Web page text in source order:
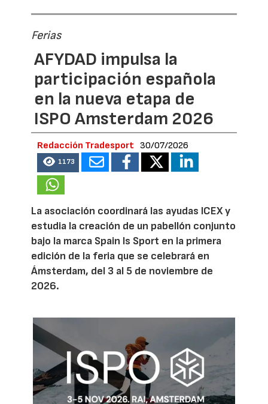
Ferias
AFYDAD impulsa la
participación española
en la nueva etapa de
ISPO Amsterdam 2026
Redacción Tradesport 30/07/2026
1173
La asociación coordinará las ayudas ICEX y
estudia la creación de un pabellón conjunto
bajo la marca Spain Is Sport en la primera
edición de la feria que se celebrará en
Ámsterdam, del 3 al 5 de noviembre de
2026.